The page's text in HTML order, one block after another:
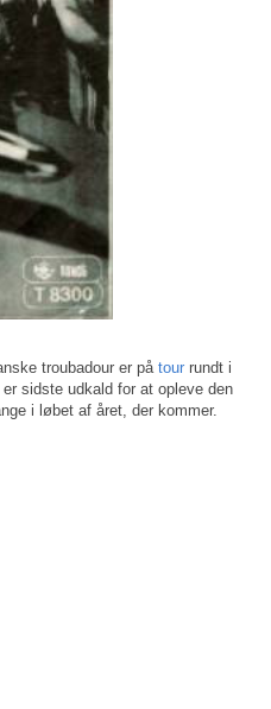
troubadour er på tour rundt i
sidste udkald for at opleve den
i løbet af året, der kommer.